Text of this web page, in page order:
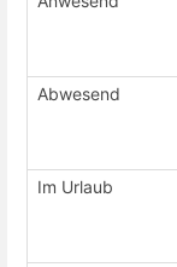
Abwesend
Im Urlaub